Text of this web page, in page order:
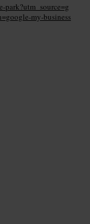
park?utm_source=g
my-business